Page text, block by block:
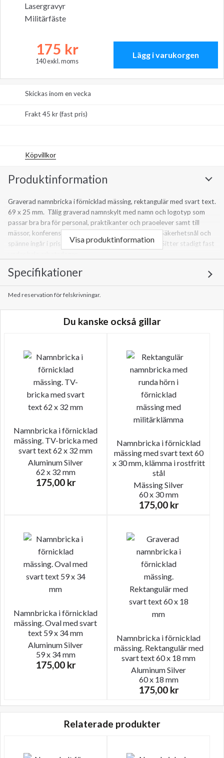
175 kr
140exkl. moms
Lägg i varukorgen
Lasergravyr
Militärfäste
Skickas inom en vecka
Frakt 45 kr (fast pris)
Köpvillkor
Produktinformation
Visa produktinformation
Graverad namnbricka i förnicklad mässing, rektangulär med svart text.
69 x 25 mm. Tålig graverad namnskylt med namn och logotyp som
passar bra bra för personal, praktikanter och praoelever samt till
mässor, konferenser och annan och representation. Säkerhetsnål och
spänne ingår i priset. Fäst den enkelt på dina kläder. Sitter stadigt fast
Specifikationer
Med reservation för felskrivningar.
Du kanske också gillar
Namnbricka i förnicklad
mässing. TV-bricka med
svart text 62 x 32 mm
AluminumSilver
62 x 32 mm
175,00 kr
Namnbricka i förnicklad
mässing med svart text 60
x 30 mm, klämma i rostfritt
stål
MässingSilver
60 x 30 mm
175,00 kr
Namnbricka i förnicklad
mässing. Oval med svart
text 59 x 34 mm
AluminumSilver
59 x 34 mm
175,00 kr
Namnbricka i förnicklad
mässing. Rektangulär med
svart text 60 x 18 mm
AluminumSilver
60 x 18 mm
175,00 kr
Relaterade produkter